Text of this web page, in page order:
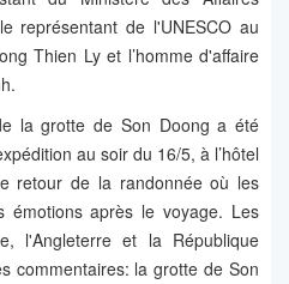
représentant de l'UNESCO au
Thien Ly et l’homme d'affaire
la grotte de Son Doong a été
au soir du 16/5, à l’hôtel
retour de la randonnée où les
émotions après le voyage. Les
l'Angleterre et la République
commentaires: la grotte de Son